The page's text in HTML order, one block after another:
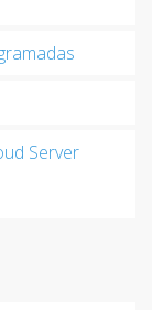
Server